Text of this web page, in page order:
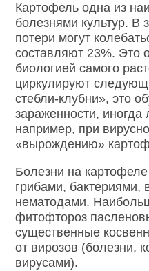
Картофель одна из
болезнями культур. В
потери могут
составляют 23%. Это
биологией самого
циркулируют
стебли-клубни», это
зараженности, иногда
например, при
«вырождению»
Болезни на
грибами, бактериями,
нематодами.
фитофтороз
существенные
от вирозов (болезни,
вирусами).